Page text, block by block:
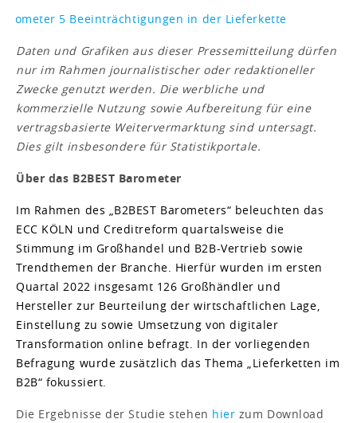
Daten und Grafiken aus dieser Pressemitteilung dürfen
nur im Rahmen journalistischer oder redaktioneller
Zwecke genutzt werden. Die werbliche und
kommerzielle Nutzung sowie Aufbereitung für eine
vertragsbasierte Weitervermarktung sind untersagt.
Dies gilt insbesondere für Statistikportale.
Über das B2BEST Barometer
Im Rahmen des „B2BEST Barometers“ beleuchten das
ECC KÖLN und Creditreform quartalsweise die
Stimmung im Großhandel und B2B-Vertrieb sowie
Trendthemen der Branche. Hierfür wurden im ersten
Quartal 2022 insgesamt 126 Großhändler und
Hersteller zur Beurteilung der wirtschaftlichen Lage,
Einstellung zu sowie Umsetzung von digitaler
Transformation online befragt. In der vorliegenden
Befragung wurde zusätzlich das Thema „Lieferketten im
B2B“ fokussiert.
Die Ergebnisse der Studie stehen hier zum Download